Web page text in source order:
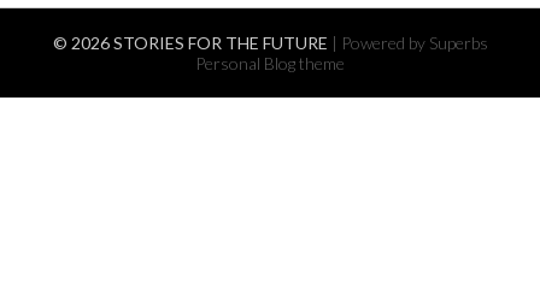
© 2026 STORIES FOR THE FUTURE | Powered by Superbs
Personal Blog theme